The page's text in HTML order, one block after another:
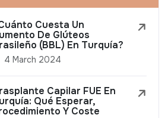
Cuesta Un
De Glúteos
(BBL) En Turquía?
4 March 2024
Capilar FUE En
Qué Esperar,
Y Coste